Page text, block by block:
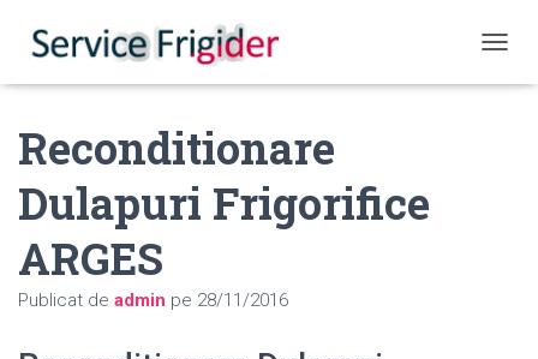
Reconditionare
Dulapuri Frigorifice
ARGES
Publicat de admin pe 28/11/2016